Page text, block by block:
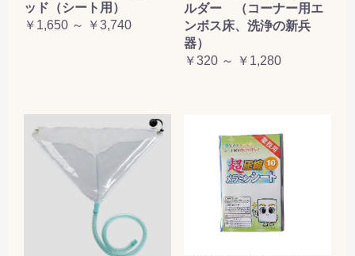
ッド（シート用）
￥1,650 ～ ￥3,740
ルダー （コーナー用エ
ンボス床、洗浄の新兵
器）
￥320 ～ ￥1,280